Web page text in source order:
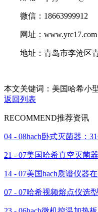
微信：18663999912
网址：www.yrc17.com
地址：青岛市李沧区青
本文关键词：美国哈希小
返回列表
RECOMMEND推荐资讯
04 - 08hach卧式灭菌器：
21 - 07美国哈希真空灭菌
14 - 07美国hach质谱仪器
07 - 07哈希视频熔点仪选